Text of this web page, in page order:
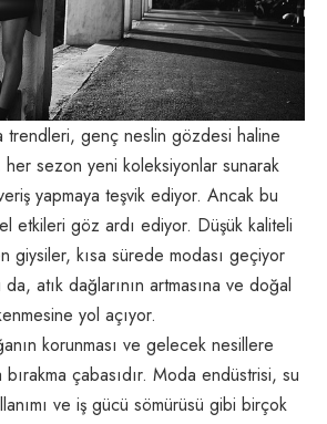
trendleri, genç neslin gözdesi haline
sezon yeni koleksiyonlar sunarak
yapmaya teşvik ediyor. Ancak bu
etkileri göz ardı ediyor. Düşük kaliteli
giysiler, kısa sürede modası geçiyor
atık dağlarının artmasına ve doğal
yol açıyor.
korunması ve gelecek nesillere
çabasıdır. Moda endüstrisi, su
ve iş gücü sömürüsü gibi birçok